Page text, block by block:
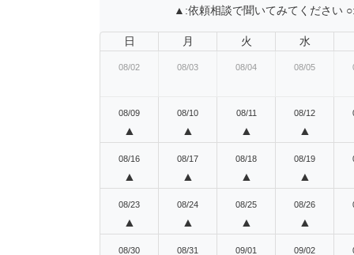
▲:依頼相談で聞いてみてください ○:
日 月 火 水
08/02 08/03 08/04 08/05
08/09
▲
08/10
▲
08/11
▲
08/12
▲
08/16
▲
08/17
▲
08/18
▲
08/19
▲
08/23
▲
08/24
▲
08/25
▲
08/26
▲
08/30 08/31 09/01 09/02